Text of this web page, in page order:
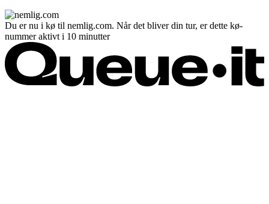
Du er nu i kø til nemlig.com. Når det bliver din tur, er dette kø-
nummer aktivt i 10 minutter